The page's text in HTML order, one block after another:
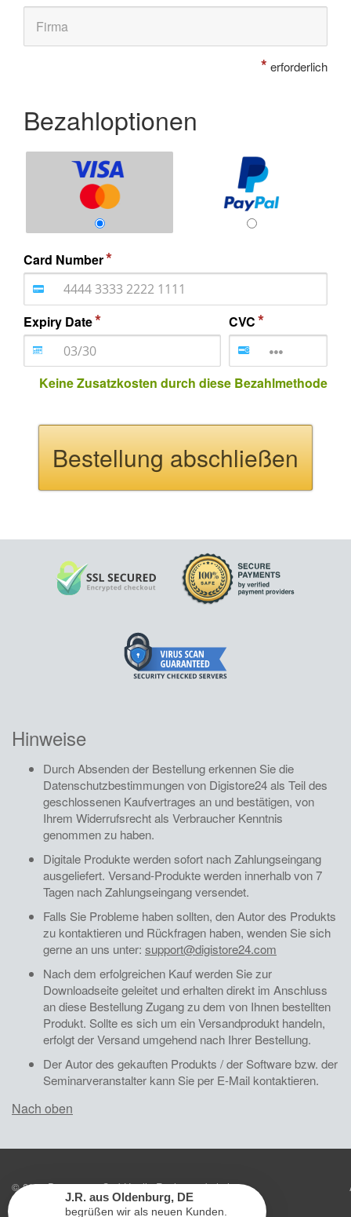
* erforderlich
Bezahloptionen
Card Number
Expiry Date CVC
Keine Zusatzkosten durch diese Bezahlmethode
Bestellung abschließen
Hinweise
Durch Absenden der Bestellung erkennen Sie die
Datenschutzbestimmungenvon Digistore24 als Teil des
geschlossenen Kaufvertrages an und bestätigen, von
Ihrem Widerrufsrecht als Verbraucher Kenntnis
genommen zu haben.
Digitale Produkte werden sofort nach Zahlungseingang
ausgeliefert. Versand-Produkte werden innerhalb von 7
Tagen nach Zahlungseingang versendet.
Falls Sie Probleme haben sollten, den Autor des Produkts
zu kontaktieren und Rückfragen haben, wenden Sie sich
gerne an uns unter: support@digistore24.com
Nach dem erfolgreichen Kauf werden Sie zur
Downloadseite geleitet und erhalten direkt im Anschluss
an diese Bestellung Zugang zu dem von Ihnen bestellten
Produkt. Sollte es sich um ein Versandprodukt handeln,
erfolgt der Versand umgehend nach Ihrer Bestellung.
Der Autor des gekauften Produkts / der Software bzw. der
Seminarveranstalter kann Sie per E-Mail kontaktieren.
Nach oben
© 2026 Digistore24 GmbH, alle Rechte vorbehalten
J.R. aus Oldenburg, DE
begrüßen wir als neuen Kunden.